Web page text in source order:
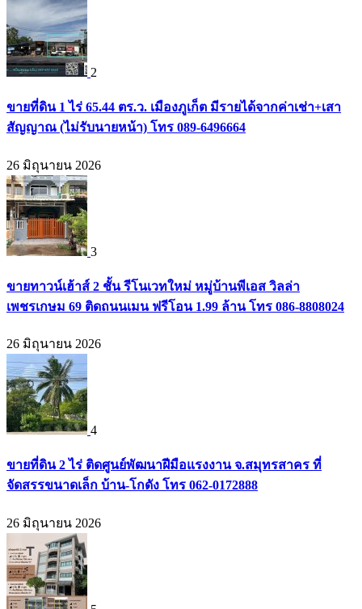
2
ขายที่ดิน 1 ไร่ 65.44 ตร.ว. เมืองภูเก็ต มีรายได้จากค่าเช่า+เสา
สัญญาณ (ไม่รับนายหน้า) โทร 089-6496664
26 มิถุนายน 2026
3
ขายทาวน์เฮ้าส์ 2 ชั้น รีโนเวทใหม่ หมู่บ้านพีเอส วิลล่า
เพชรเกษม 69 ติดถนนเมน ฟรีโอน 1.99 ล้าน โทร 086-8808024
26 มิถุนายน 2026
4
ขายที่ดิน 2 ไร่ ติดศูนย์พัฒนาฝีมือแรงงาน จ.สมุทรสาคร ที่
จัดสรรขนาดเล็ก บ้าน-โกดัง โทร 062-0172888
26 มิถุนายน 2026